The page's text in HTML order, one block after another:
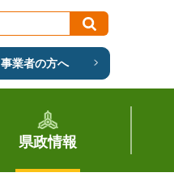
事業者の方へ
県政情報